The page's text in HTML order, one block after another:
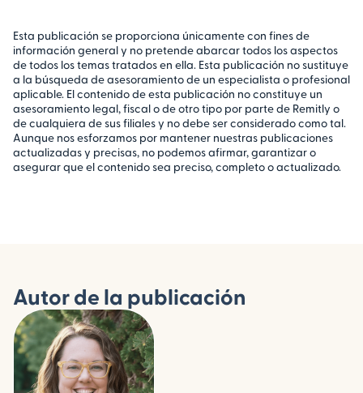
Esta publicación se proporciona únicamente con fines de
información general y no pretende abarcar todos los aspectos
de todos los temas tratados en ella. Esta publicación no sustituye
a la búsqueda de asesoramiento de un especialista o profesional
aplicable. El contenido de esta publicación no constituye un
asesoramiento legal, fiscal o de otro tipo por parte de Remitly o
de cualquiera de sus filiales y no debe ser considerado como tal.
Aunque nos esforzamos por mantener nuestras publicaciones
actualizadas y precisas, no podemos afirmar, garantizar o
asegurar que el contenido sea preciso, completo o actualizado.
Autor de la publicación